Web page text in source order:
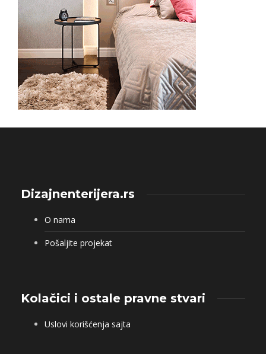
Dizajnenterijera.rs
O nama
Pošaljite projekat
Kolačici i ostale pravne stvari
Uslovi korišćenja sajta